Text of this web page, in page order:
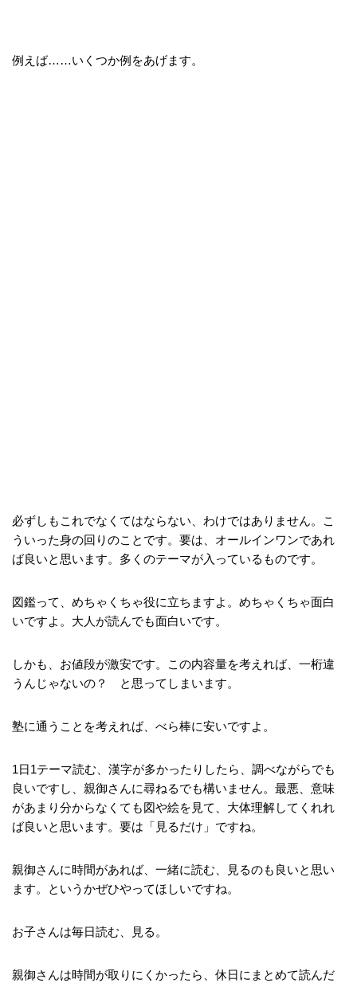
例えば……いくつか例をあげます。
必ずしもこれでなくてはならない、わけではありません。こ
ういった身の回りのことです。要は、オールインワンであれ
ば良いと思います。多くのテーマが入っているものです。
図鑑って、めちゃくちゃ役に立ちますよ。めちゃくちゃ面白
いですよ。大人が読んでも面白いです。
しかも、お値段が激安です。この内容量を考えれば、一桁違
うんじゃないの？ と思ってしまいます。
塾に通うことを考えれば、べら棒に安いですよ。
1日1テーマ読む、漢字が多かったりしたら、調べながらでも
良いですし、親御さんに尋ねるでも構いません。最悪、意味
があまり分からなくても図や絵を見て、大体理解してくれれ
ば良いと思います。要は「見るだけ」ですね。
親御さんに時間があれば、一緒に読む、見るのも良いと思い
ます。というかぜひやってほしいですね。
お子さんは毎日読む、見る。
親御さんは時間が取りにくかったら、休日にまとめて読んだ